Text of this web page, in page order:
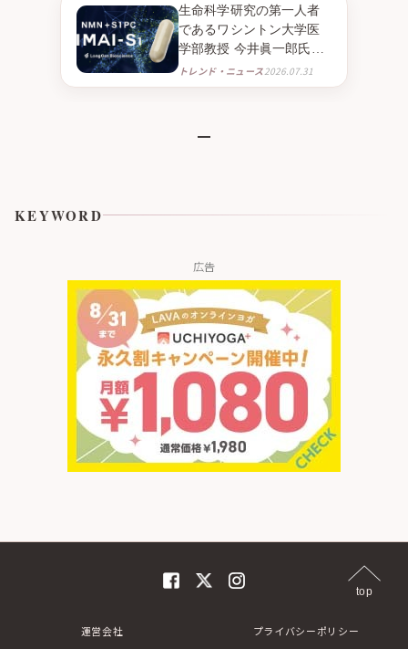
生命科学研究の第一人者
であるワシントン大学医
学部教授 今井眞一郎氏の
新たな挑戦 NMNとニンニ
ク由来成分S1PC※１を組
トレンド・ニュース 2026.07.31
KEYWORD
広告
top
運営会社 プライバシーポリシー